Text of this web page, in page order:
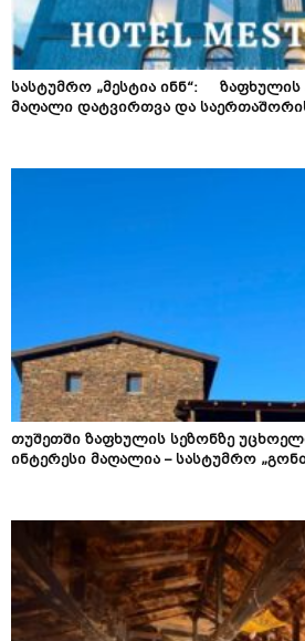
სასტუმრო „მესტია ინნ“:
მაღალი დატვირთვა და
თუშეთში ზაფხულის სეზონზე
ინტერესი მაღალია – სასტუმრო